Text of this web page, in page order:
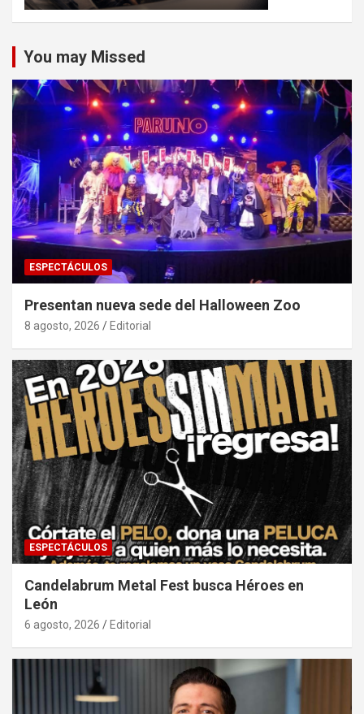
You may Missed
ESPECTÁCULOS
Presentan nueva sede del Halloween Zoo
8 agosto, 2026 Editorial
ESPECTÁCULOS
Candelabrum Metal Fest busca Héroes en
León
6 agosto, 2026 Editorial